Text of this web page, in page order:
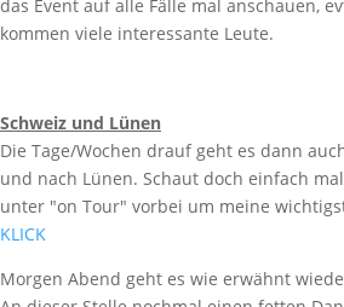
das Event auf alle Fälle mal anschauen,
kommen viele interessante Leute.
Schweiz und Lünen
Die Tage/Wochen drauf geht es dann
und nach Lünen. Schaut doch einfach
unter "on Tour" vorbei um meine
KLICK
Morgen Abend geht es wie erwähnt